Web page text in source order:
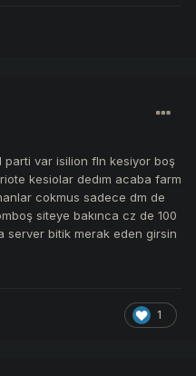
parti var isilion fln kesiyor boş
kesiolar dedım acaba farm
cokmus sadece dm de
siteye bakınca cz de 100
server bitik merak eden girsin
1